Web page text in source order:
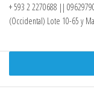
+ 593 2 2270688 ||
(Occidental) Lote 10-65 y